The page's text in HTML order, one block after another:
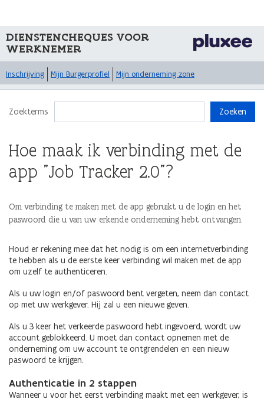
DIENSTENCHEQUES VOOR
WERKNEMER
Inschrijving Mijn Burgerprofiel Mijn onderneming zone
Zoekterms Zoeken
Hoe maak ik verbinding met de
app "Job Tracker 2.0"?
Om verbinding te maken met de app gebruikt u de login en het
paswoord die u van uw erkende onderneming hebt ontvangen.
Houd er rekening mee dat het nodig is om een internetverbinding
te hebben als u de eerste keer verbinding wil maken met de app
om uzelf te authenticeren.
Als u uw login en/of paswoord bent vergeten, neem dan contact
op met uw werkgever. Hij zal u een nieuwe geven.
Als u 3 keer het verkeerde paswoord hebt ingevoerd, wordt uw
account geblokkeerd. U moet dan contact opnemen met de
onderneming om uw account te ontgrendelen en een nieuw
paswoord te krijgen.
Authenticatie in 2 stappen
Wanneer u voor het eerst verbinding maakt met een werkgever, is